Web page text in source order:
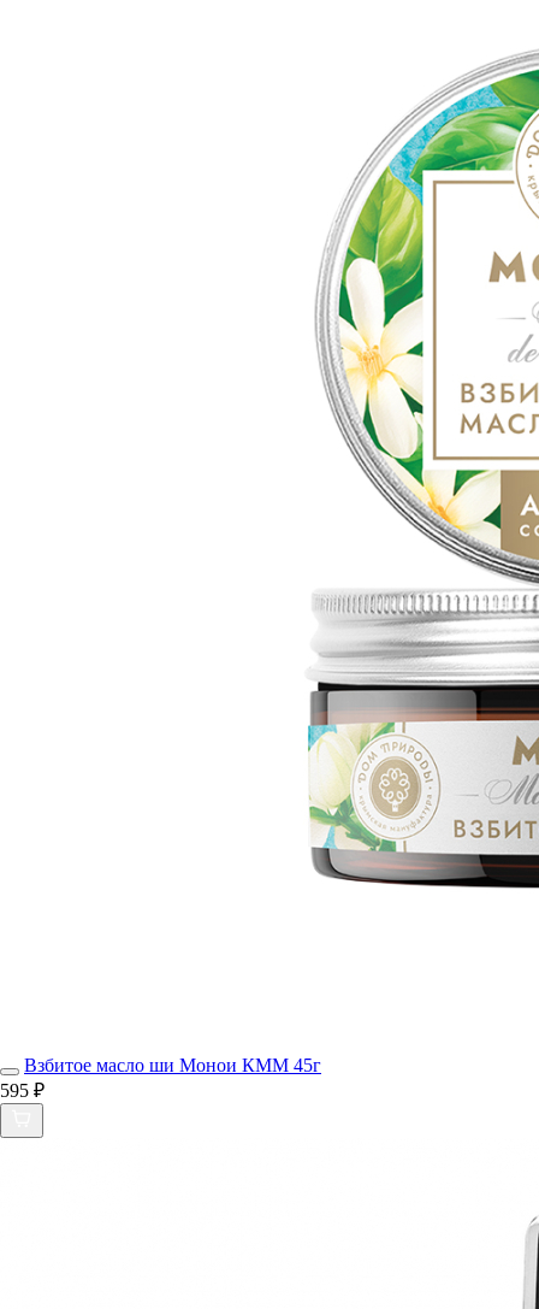
Взбитое масло ши Монои КММ 45г
595 ₽